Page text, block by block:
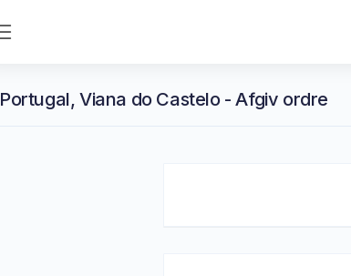
Portugal, Viana do Castelo - Afgiv ordre